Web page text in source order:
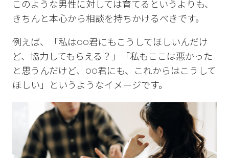
このような男性に対しては育てるというよりも、
きちんと本心から相談を持ちかけるべきです。
例えば、「私は○○君にもこうしてほしいんだけ
ど、協力してもらえる？」「私もここは悪かった
と思うんだけど、○○君にも、これからはこうして
ほしい」というようなイメージです。